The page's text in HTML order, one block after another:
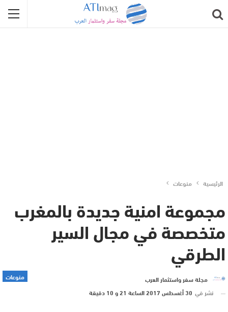
الرئيسية منوعات
مجموعة امنية جديدة بالمغرب
متخصصة في مجال السير
الطرقي
منوعات
مجلة سفر واستثمار العرب
نشر في 30 أغسطس 2017 الساعة 21 و 10 دقيقة